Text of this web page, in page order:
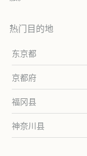
热门目的地
东京都
京都府
福冈县
神奈川县